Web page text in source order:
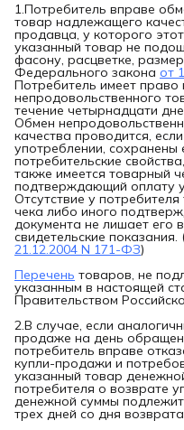
1.Потребитель вправе
товар надлежащего
продавца, у которого
указанный товар не
фасону, расцветке,
Федерального закона от
Потребитель имеет право
непродовольственного
течение четырнадцати
Обмен
качества проводится,
употреблении, сохранены
потребительские
также имеется товарный
подтверждающий оплату
Отсутствие у
чека либо иного
документа не лишает его
свидетельские
21.12.2004 N 171-ФЗ)
Перечень товаров, не
указанным в настоящей
Правительством
2.В случае, если
продаже на день
потребитель вправе
купли-продажи и
указанный товар
потребителя о возврате
денежной суммы
трех дней со дня